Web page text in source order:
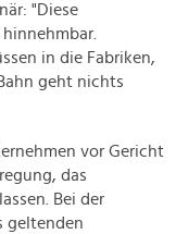
"Diese
in die Fabriken,
geht nichts
vor Gericht
das
Bei der
geltenden